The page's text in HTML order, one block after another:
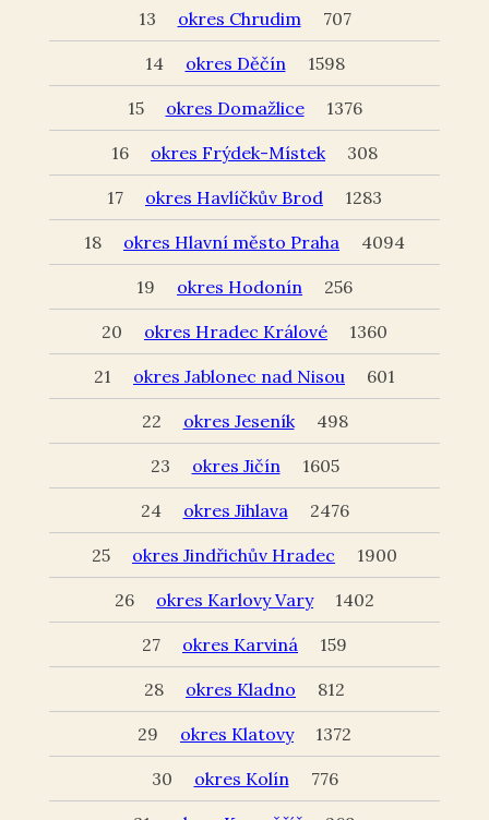
13 okres Chrudim 707
14 okres Děčín 1598
15 okres Domažlice 1376
16 okres Frýdek-Místek 308
17 okres Havlíčkův Brod 1283
18 okres Hlavní město Praha 4094
19 okres Hodonín 256
20 okres Hradec Králové 1360
21 okres Jablonec nad Nisou 601
22 okres Jeseník 498
23 okres Jičín 1605
24 okres Jihlava 2476
25 okres Jindřichův Hradec 1900
26 okres Karlovy Vary 1402
27 okres Karviná 159
28 okres Kladno 812
29 okres Klatovy 1372
30 okres Kolín 776